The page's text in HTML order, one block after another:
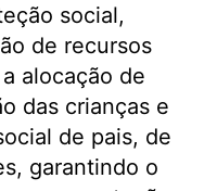
social,
de recursos
alocação de
das crianças e
de pais, de
garantindo o